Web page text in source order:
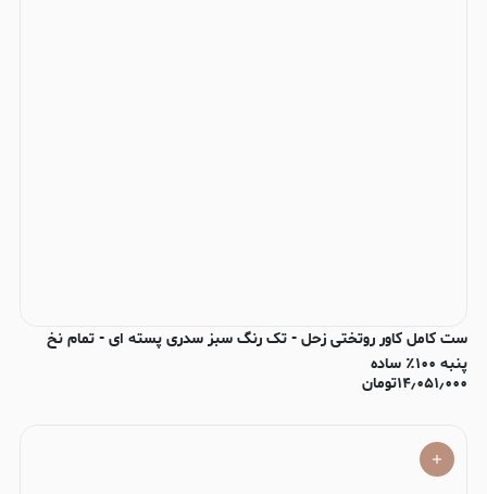
ست کامل کاور روتختی زحل - تک رنگ سبز سدری پسته ای - تمام نخ
پنبه ۱۰۰٪ ساده
۱۴٫۰۵۱٫۰۰۰تومان